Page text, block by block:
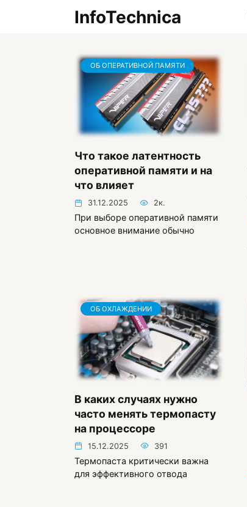
InfoTechnica
ОБ ОПЕРАТИВНОЙ ПАМЯТИ
Что такое латентность
оперативной памяти и на
что влияет
31.12.2025 2к.
При выборе оперативной памяти
основное внимание обычно
ОБ ОХЛАЖДЕНИИ
В каких случаях нужно
часто менять термопасту
на процессоре
15.12.2025 391
Термопаста критически важна
для эффективного отвода